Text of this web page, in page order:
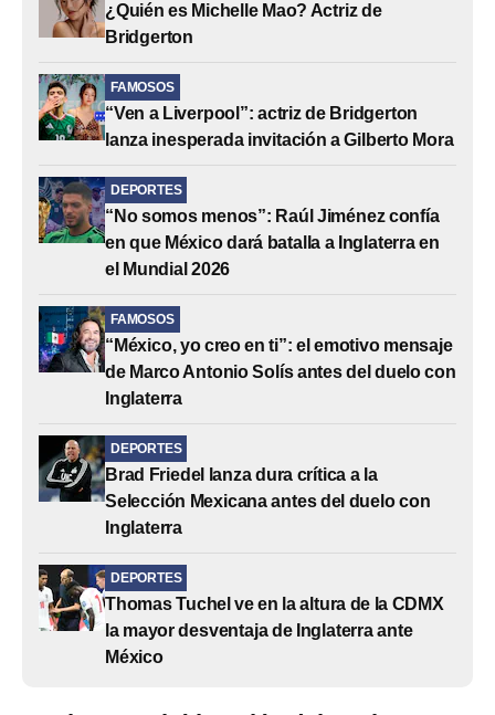
¿Quién es Michelle Mao? Actriz de
Bridgerton
FAMOSOS
“Ven a Liverpool”: actriz de Bridgerton
lanza inesperada invitación a Gilberto Mora
DEPORTES
“No somos menos”: Raúl Jiménez confía
en que México dará batalla a Inglaterra en
el Mundial 2026
FAMOSOS
“México, yo creo en ti”: el emotivo mensaje
de Marco Antonio Solís antes del duelo con
Inglaterra
DEPORTES
Brad Friedel lanza dura crítica a la
Selección Mexicana antes del duelo con
Inglaterra
DEPORTES
Thomas Tuchel ve en la altura de la CDMX
la mayor desventaja de Inglaterra ante
México